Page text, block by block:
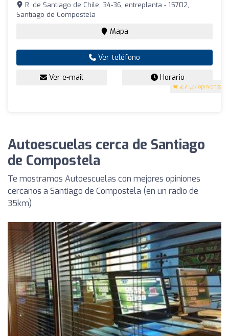
2.7 (27 opiniones)
R. de Santiago de Chile, 34-36, entreplanta - 15702,
Santiago de Compostela
Mapa
Ver teléfono
Ver e-mail Horario
Autoescuelas cerca de Santiago
de Compostela
Te mostramos Autoescuelas con mejores opiniones
cercanos a Santiago de Compostela (en un radio de
35km)